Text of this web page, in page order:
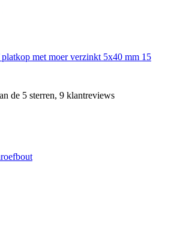
met moer verzinkt 5x40 mm 15
de 5 sterren, 9 klantreviews